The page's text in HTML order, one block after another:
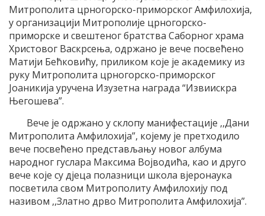
Митрополита црногорско-приморског Амфилохија,
у организацији Митрополије црногорско-
приморске и свештеног братства Саборног храма
Христовог Васкрсења, одржано је вече посвећено
Матији Бећковићу, приликом које је академику из
руку Митрополита црногорско-приморског
Јоаникија уручена Изузетна награда “Извиискра
Његошева”.
Вече је одржано у склопу манифестације ,,Дани
Митрополита Амфилохија”, којему је претходило
вече посвећено представљању новог албума
народног гуслара Максима Војводића, као и друго
вече које су дјеца полазници школа вјеронаука
посветила свом Митрополиту Амфилохију под
називом ,,Златно дрво Митрополита Амфилохија”.